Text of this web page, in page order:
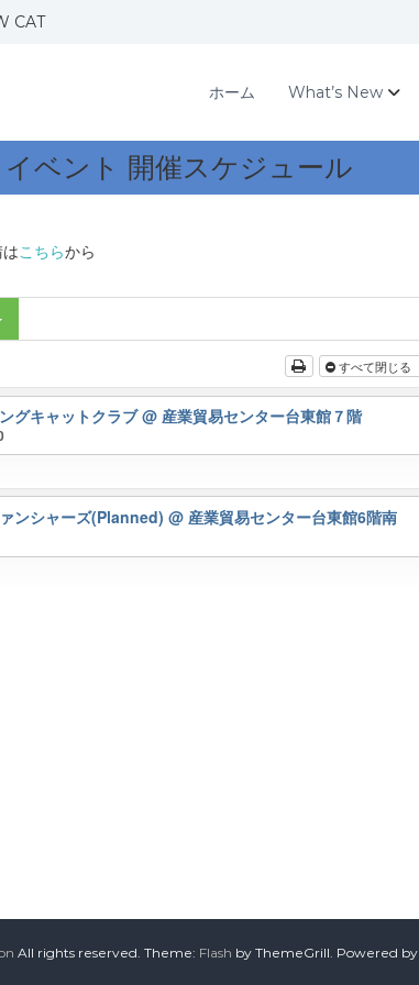
CAT
ホーム What’s New
ベント 開催スケジュール
こちらから
すべて閉じる
グキャットクラブ@ 産業貿易センター台東館７階
ンシャーズ(Planned)@ 産業貿易センター台東館6階南
All rights reserved. Theme: Flash by ThemeGrill. Powered by